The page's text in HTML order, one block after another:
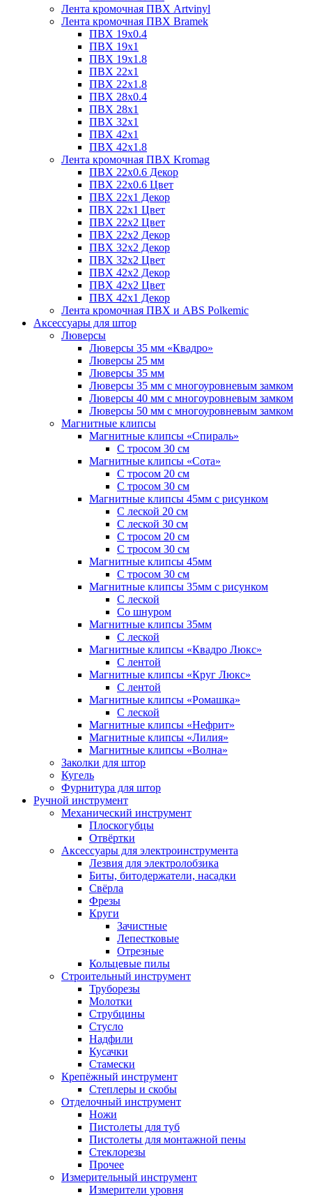
Лента кромочная ПВХ Artvinyl
Лента кромочная ПВХ Bramek
ПВХ 19x0.4
ПВХ 19х1
ПВХ 19х1.8
ПВХ 22х1
ПВХ 22х1.8
ПВХ 28х0.4
ПВХ 28х1
ПВХ 32x1
ПВХ 42х1
ПВХ 42х1.8
Лента кромочная ПВХ Kromag
ПВХ 22x0.6 Декор
ПВХ 22x0.6 Цвет
ПВХ 22x1 Декор
ПВХ 22x1 Цвет
ПВХ 22x2 Цвет
ПВХ 22x2 Декор
ПВХ 32x2 Декор
ПВХ 32x2 Цвет
ПВХ 42x2 Декор
ПВХ 42x2 Цвет
ПВХ 42x1 Декор
Лента кромочная ПВХ и ABS Polkemic
Аксессуары для штор
Люверсы
Люверсы 35 мм «Квадро»
Люверсы 25 мм
Люверсы 35 мм
Люверсы 35 мм с многоуровневым замком
Люверсы 40 мм с многоуровневым замком
Люверсы 50 мм с многоуровневым замком
Магнитные клипсы
Магнитные клипсы «Спираль»
С тросом 30 см
Магнитные клипсы «Сота»
С тросом 20 см
С тросом 30 см
Магнитные клипсы 45мм с рисунком
С леской 20 см
С леской 30 см
С тросом 20 см
С тросом 30 см
Магнитные клипсы 45мм
С тросом 30 см
Магнитные клипсы 35мм с рисунком
С леской
Со шнуром
Магнитные клипсы 35мм
С леской
Магнитные клипсы «Квадро Люкс»
С лентой
Магнитные клипсы «Круг Люкс»
С лентой
Магнитные клипсы «Ромашка»
С леской
Магнитные клипсы «Нефрит»
Магнитные клипсы «Лилия»
Магнитные клипсы «Волна»
Заколки для штор
Кугель
Фурнитура для штор
Ручной инструмент
Механический инструмент
Плоскогубцы
Отвёртки
Аксессуары для электроинструмента
Лезвия для электролобзика
Биты, битодержатели, насадки
Свёрла
Фрезы
Круги
Зачистные
Лепестковые
Отрезные
Кольцевые пилы
Строительный инструмент
Труборезы
Молотки
Струбцины
Стусло
Надфили
Кусачки
Стамески
Крепёжный инструмент
Степлеры и скобы
Отделочный инструмент
Ножи
Пистолеты для туб
Пистолеты для монтажной пены
Стеклорезы
Прочее
Измерительный инструмент
Измерители уровня